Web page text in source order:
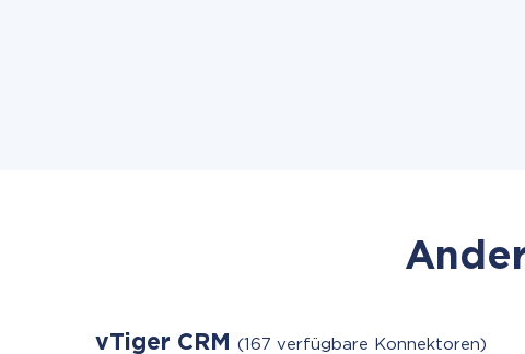
vTiger CRM (167 verfügbare Konnektoren)